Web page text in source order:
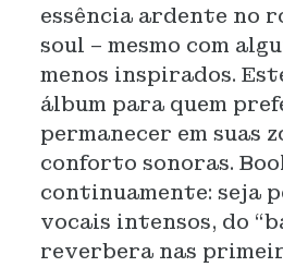
essência ardente no
soul – mesmo com
menos inspirados.
álbum para quem
permanecer em suas
conforto sonoras.
continuamente: seja
vocais intensos, do
reverbera nas